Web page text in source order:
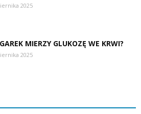
2025
MIERZY GLUKOZĘ WE KRWI?
2025